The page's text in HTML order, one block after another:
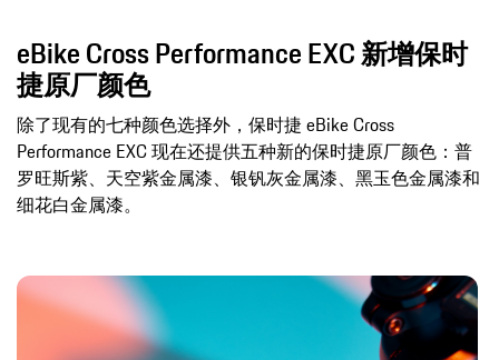
eBike Cross Performance EXC 新增保时
捷原厂颜色
除了现有的七种颜色选择外，保时捷 eBike Cross
Performance EXC 现在还提供五种新的保时捷原厂颜色：普
罗旺斯紫、天空紫金属漆、银钒灰金属漆、黑玉色金属漆和
细花白金属漆。